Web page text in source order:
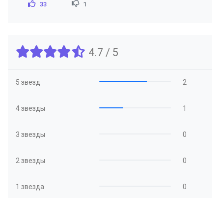
33 1
4.7 / 5
5 звезд 2
4 звезды 1
3 звезды 0
2 звезды 0
1 звезда 0